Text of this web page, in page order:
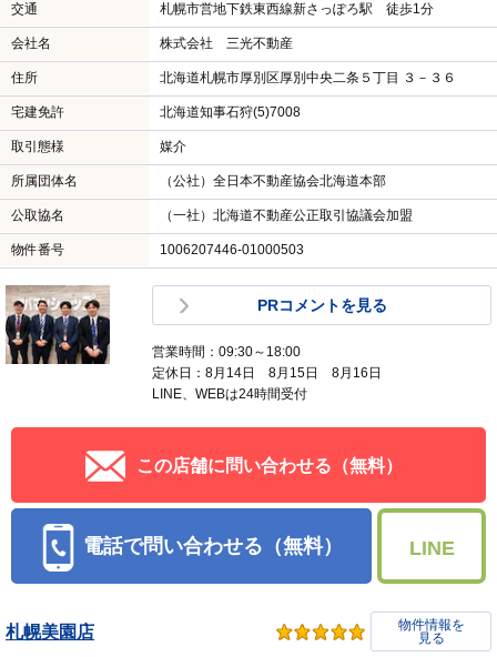
交通 札幌市営地下鉄東西線新さっぽろ駅 徒歩1分
会社名 株式会社 三光不動産
住所 北海道札幌市厚別区厚別中央二条５丁目 ３－３６
宅建免許 北海道知事石狩(5)7008
取引態様 媒介
所属団体名 （公社）全日本不動産協会北海道本部
公取協名 （一社）北海道不動産公正取引協議会加盟
物件番号 1006207446-01000503
PRコメントを見る
営業時間：09:30～18:00
定休日：8月14日 8月15日 8月16日
LINE、WEBは24時間受付
この店舗に問い合わせる（無料）
電話で問い合わせる（無料） LINE
札幌美園店
物件情報を
見る